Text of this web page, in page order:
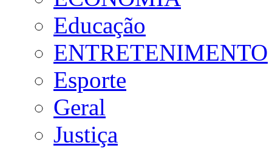
Educação
ENTRETENIMENTO
Esporte
Geral
Justiça